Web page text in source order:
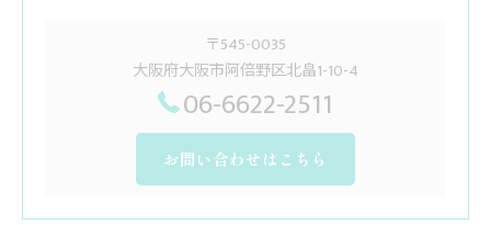
〒545-0035
大阪府大阪市阿倍野区北畠1-10-4
06-6622-2511
お問い合わせはこちら